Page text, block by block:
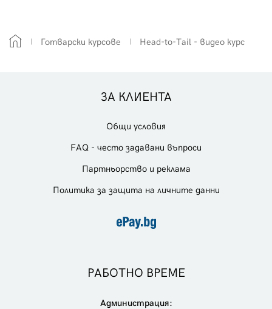
Готварски курсове Head-to-Тail - видео курс
ЗА КЛИЕНТА
Общи условия
FAQ - често задавани въпроси
Партньорство и реклама
Политика за защита на личните данни
РАБОТНО ВРЕМЕ
Администрация: